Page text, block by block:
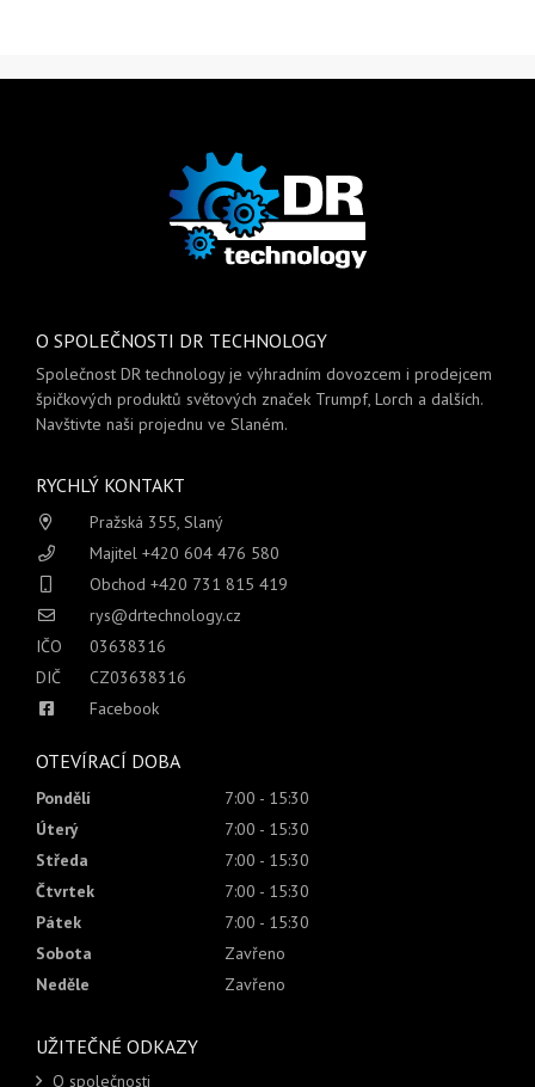
O SPOLEČNOSTI DR TECHNOLOGY
Společnost DR technology je výhradním dovozcem i prodejcem
špičkových produktů světových značek Trumpf, Lorch a dalších.
Navštivte naši projednu ve Slaném.
RYCHLÝ KONTAKT
Pražská 355, Slaný
Majitel +420 604 476 580
Obchod +420 731 815 419
rys@drtechnology.cz
IČO
03638316
DIČ
CZ03638316
Facebook
OTEVÍRACÍ DOBA
Pondělí
7:00 - 15:30
Úterý
7:00 - 15:30
Středa
7:00 - 15:30
Čtvrtek
7:00 - 15:30
Pátek
7:00 - 15:30
Sobota
Zavřeno
Neděle
Zavřeno
UŽITEČNÉ ODKAZY
O společnosti